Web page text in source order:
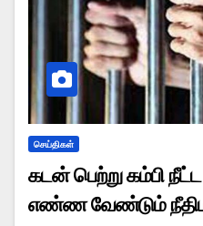
செய்திகள்
கடன் பெற்று கம்பி
எண்ண வேண்டும்